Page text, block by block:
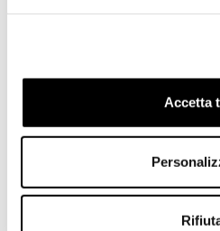
Accetta
€ 283,04 € 169,90